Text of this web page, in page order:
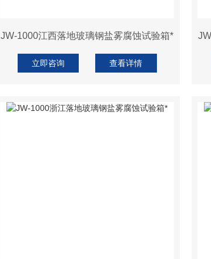
JW-1000江西落地玻璃钢盐雾腐蚀试验箱*
立即咨询 查看详情